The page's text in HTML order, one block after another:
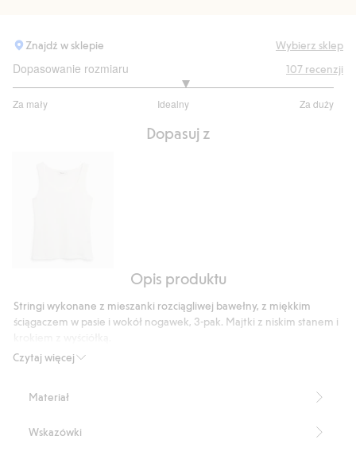
Znajdź w sklepie Wybierz sklep
Dopasowanie rozmiaru
Za mały Idealny Za duży
na
107 recenzji
Dopasuj z
trykotu
Opis produktu
Czytaj więcej
Stringi wykonane z mieszanki rozciągliwej bawełny, z miękkim
ściągaczem w pasie i wokół nogawek, 3-pak. Majtki z niskim stanem i
Niski stan
3-pak
Materiał
Wskazówki